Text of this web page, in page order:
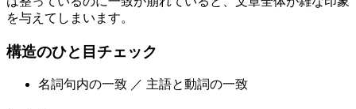
を与えてしまいます。
構造のひと目チェック
名詞句内の一致 ／ 主語と動詞の一致